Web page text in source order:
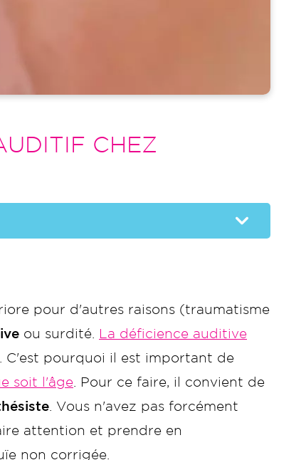
CHEZ
pour d'autres raisons (traumatisme
ou surdité.
La déficience auditive
C'est pourquoi il est important de
soit l'âge . Pour ce faire, il convient de
. Vous n'avez pas forcément
attention et prendre en
non corrigée.